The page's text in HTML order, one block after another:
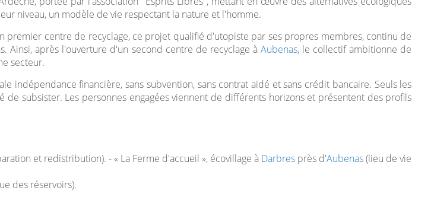
niveau, un modèle de vie respectant la nature et l'homme.
premier centre de recyclage, ce projet qualifié d'utopiste par ses propres membres, continu de
Ainsi, après l'ouverture d'un second centre de recyclage àAubenas, le collectif ambitionne de
secteur.
indépendance financière, sans subvention, sans contrat aidé et sans crédit bancaire. Seuls les
subsister. Les personnes engagées viennent de différents horizons et présentent des profils
et redistribution). - « La Ferme d'accueil », écovillage à Darbres près d'Aubenas(lieu de vie
des réservoirs).